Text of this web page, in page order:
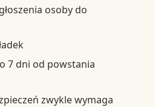
osoby do
7 dni od powstania
zwykle wymaga